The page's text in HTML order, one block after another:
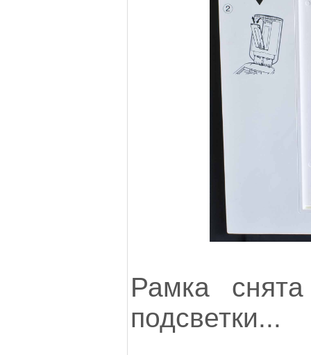
Рамка
подсветки...